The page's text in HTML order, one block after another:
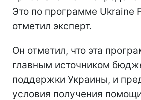
Это по программе Ukraine
отметил эксперт.
Он отметил, что эта
главным источником
поддержки Украины, и
условия получения